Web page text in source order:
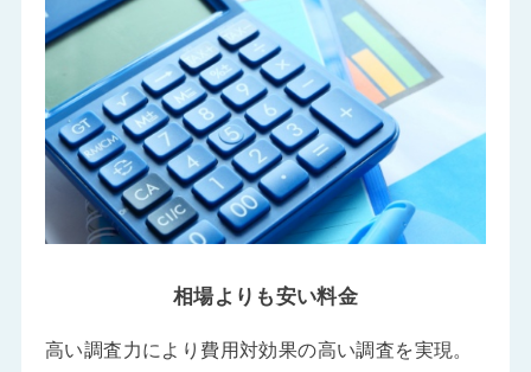
相場よりも安い料金
高い調査力により費用対効果の高い調査を実現。